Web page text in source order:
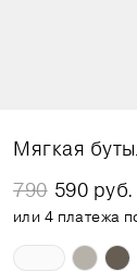
Мягкая
790 590 руб.
или 4 платежа